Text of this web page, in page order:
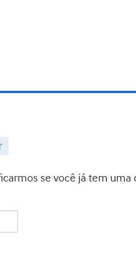
se você já tem uma